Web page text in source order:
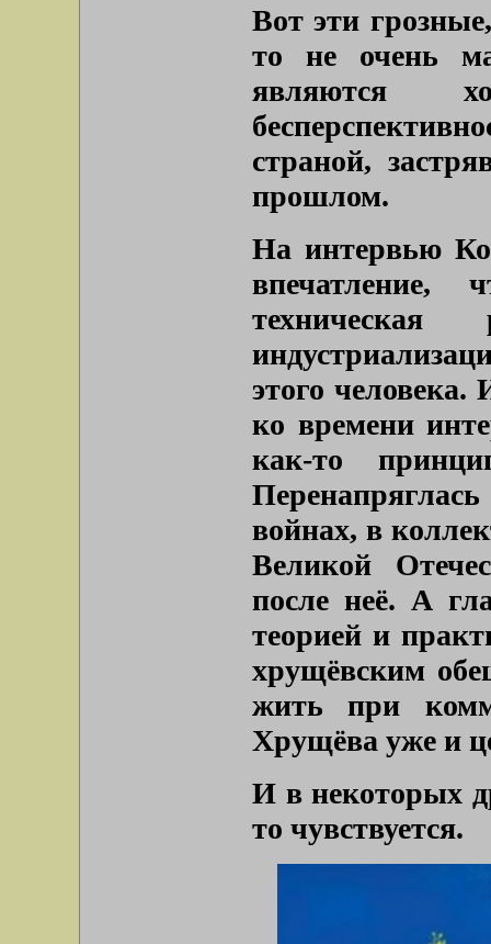
Вот эти
то не очень
являются
страной,
прошлом.
На интервью
этого
ко времени
как-то
войнах, в
Великой
после неё. А
теорией и
хрущёвским
жить при
Хрущёва уже и
И в некоторых
то чувствуется.